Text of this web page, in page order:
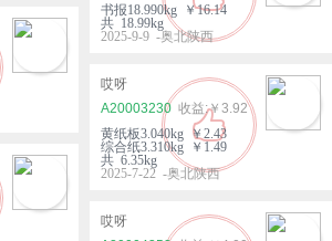
书报18.990kg ￥16.14
共 18.99kg
2025-9-9 -奥北陕西
哎呀
A20003230
￥3.92
黄纸板3.040kg ￥2.43
综合纸3.310kg ￥1.49
共 6.35kg
2025-7-22 -奥北陕西
哎呀